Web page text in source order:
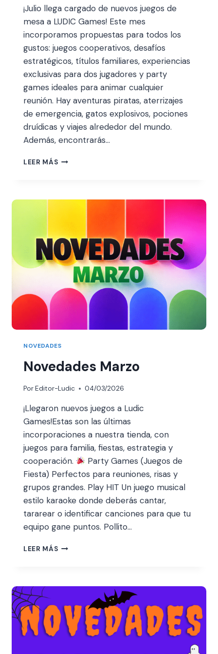
¡Julio llega cargado de nuevos juegos de
mesa a LUDIC Games! Este mes
incorporamos propuestas para todos los
gustos: juegos cooperativos, desafíos
estratégicos, títulos familiares, experiencias
exclusivas para dos jugadores y party
games ideales para animar cualquier
reunión. Hay aventuras piratas, aterrizajes
de emergencia, gatos explosivos, pociones
druídicas y viajes alrededor del mundo.
Además, encontrarás…
LEER MÁS
NOVEDADES
Novedades Marzo
PorEditor-Ludic 04/03/2026
¡Llegaron nuevos juegos a Ludic
Games!Estas son las últimas
incorporaciones a nuestra tienda, con
juegos para familia, fiestas, estrategia y
cooperación.
Party Games (Juegos de
Fiesta) Perfectos para reuniones, risas y
grupos grandes. Play HIT Un juego musical
estilo karaoke donde deberás cantar,
tararear o identificar canciones para que tu
equipo gane puntos. Pollito…
LEER MÁS